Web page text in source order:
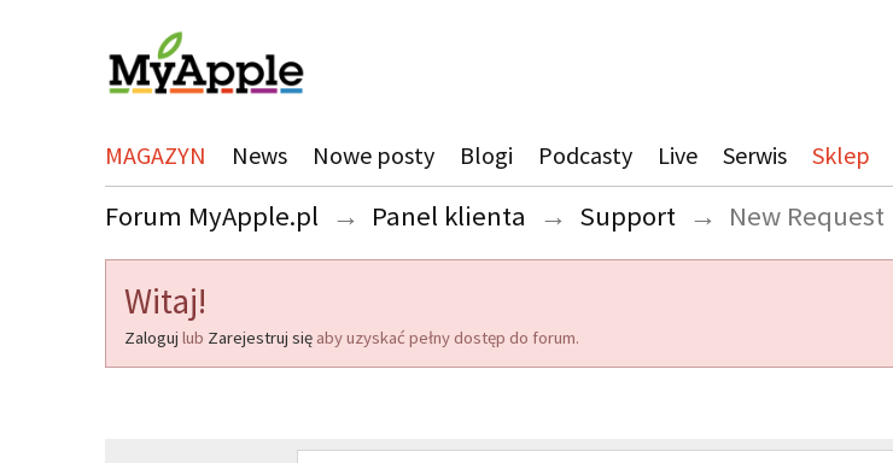
MAGAZYN News Nowe posty Blogi Podcasty Live Serwis Sklep
Forum MyApple.pl → Panel klienta → Support → New Request
Witaj!
Zaloguj lub Zarejestruj się aby uzyskać pełny dostęp do forum.